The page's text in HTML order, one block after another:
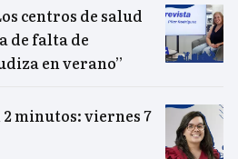
centros de salud
de falta de
en verano”
minutos: viernes 7